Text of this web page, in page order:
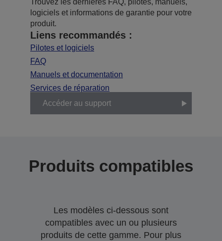
Trouvez les dernières FAQ, pilotes, manuels,
logiciels et informations de garantie pour votre
produit.
Liens recommandés :
Pilotes et logiciels
FAQ
Manuels et documentation
Services de réparation
Accéder au support
Produits compatibles
Les modèles ci-dessous sont
compatibles avec un ou plusieurs
produits de cette gamme. Pour plus